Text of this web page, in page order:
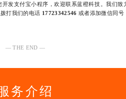
发支付宝小程序，欢迎联系蓝橙科技。我们致
打我们的电话 17723342546 或者添加微信同号
— THE END —
务介绍